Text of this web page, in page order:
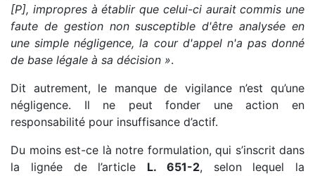
[P], impropres à établir que celui-ci aurait commis une
faute de gestion non susceptible d'être analysée en
une simple négligence, la cour d'appel n'a pas donné
de base légale à sa décision ».
Dit autrement, le manque de vigilance n’est qu’une
négligence. Il ne peut fonder une action en
responsabilité pour insuffisance d’actif.
Du moins est-ce là notre formulation, qui s’inscrit dans
la lignée de l’article L. 651-2, selon lequel la